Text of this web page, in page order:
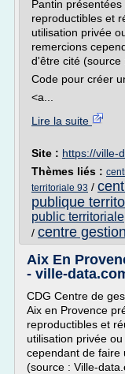
Pantin
reproductibles et
utilisation privée
remercions
d'être cité (source
Code pour créer
<a...
Lire la suite
Site : https://ville-
Thèmes liés :
territoriale 93 /
publique
public territoriale
/ centre
Aix En
- ville-
CDG Centre de
Aix en Provence
reproductibles et
utilisation privée
cependant de faire
(source : Ville-